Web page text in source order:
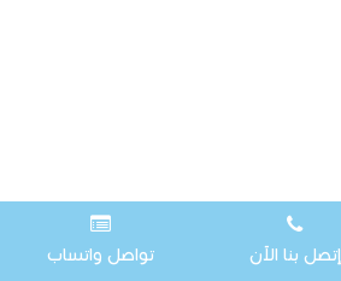
إتصل بنا الآن تواصل واتساب